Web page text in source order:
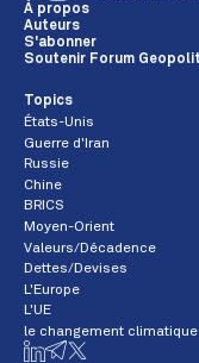
À propos
Auteurs
S'abonner
Soutenir Forum
Topics
États-Unis
Guerre d'Iran
Russie
Chine
BRICS
Moyen-Orient
Valeurs/Décadence
Dettes/Devises
L'Europe
L'UE
le changement climatique